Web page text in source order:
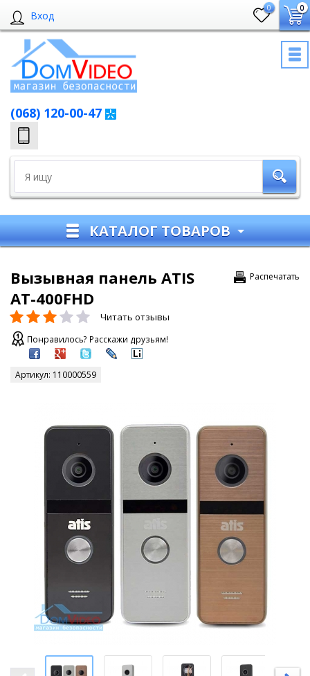
Вход
0 0
(068) 120-00-47
КАТАЛОГ ТОВАРОВ
Распечатать
Вызывная панель ATIS
AT-400FHD
Читать отзывы
Понравилось? Расскажи друзьям!
Артикул: 110000559